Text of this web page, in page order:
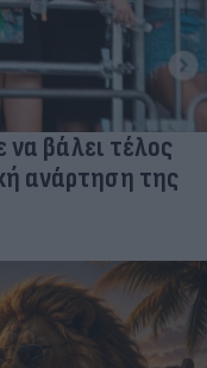
βάλει τέλος
ανάρτηση της